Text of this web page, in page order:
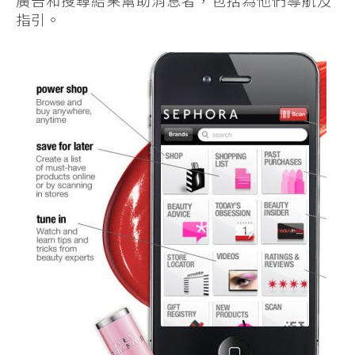
指引。